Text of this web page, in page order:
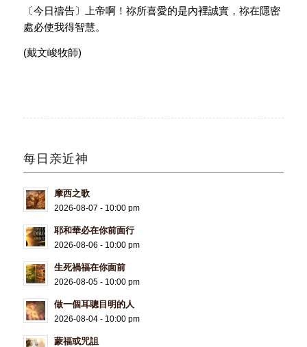
〔今日禱告〕上帝啊！祢所喜愛的是內裡誠實，祢在隱密
處必使我得智慧。
(戴文峻牧師)
每日亲近神
摩西之歌
2026-08-07 - 10:00 pm
耶和華必在你前面行
2026-08-06 - 10:00 pm
生死禍福在你面前
2026-08-05 - 10:00 pm
做一個耳聰目明的人
2026-08-04 - 10:00 pm
蒙福或咒詛